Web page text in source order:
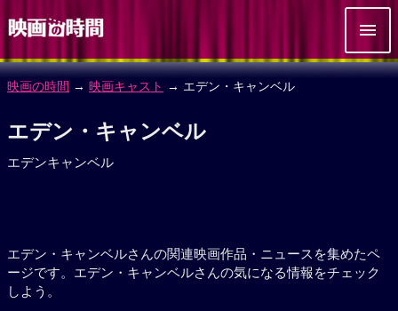
映画の時間 → 映画キャスト → エデン・キャンベル
エデン・キャンベル
エデンキャンベル
エデン・キャンベルさんの関連映画作品・ニュースを集めたペ
ージです。エデン・キャンベルさんの気になる情報をチェック
しよう。